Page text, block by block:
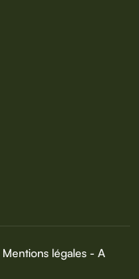
Mentions légales - A